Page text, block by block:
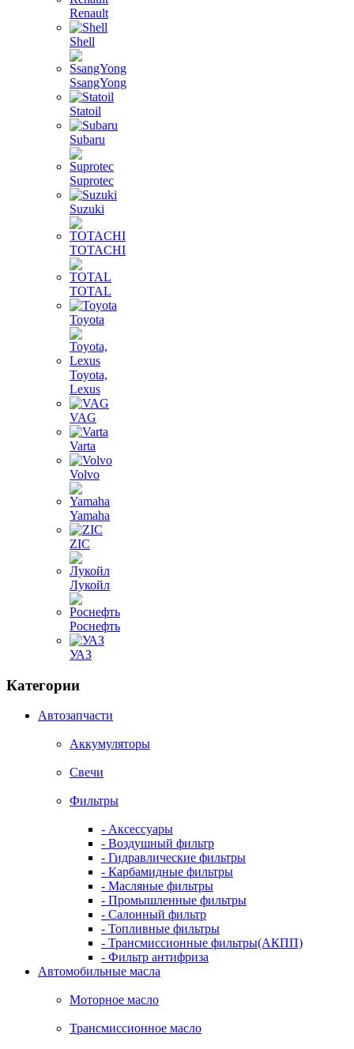
Renault
Shell
SsangYong
Statoil
Subaru
Suprotec
Suzuki
TOTACHI
TOTAL
Toyota
Toyota,
Lexus
VAG
Varta
Volvo
Yamaha
ZIC
Лукойл
Роснефть
УАЗ
Категории
Автозапчасти
Аккумуляторы
Свечи
Фильтры
- Аксессуары
- Воздушный фильтр
- Гидравлические фильтры
- Карбамидные фильтры
- Масляные фильтры
- Промышленные фильтры
- Салонный фильтр
- Топливные фильтры
- Трансмиссионные фильтры(АКПП)
- Фильтр антифриза
Автомобильные масла
Моторное масло
Трансмиссионное масло